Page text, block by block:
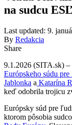
na sudcu
Last updated: 9.
By Redakcia
Share
9.1.2026 (SITA.sk) –
Európskeho súdu
Jablonka a Katarína
keď odobrila trojicu
Európsky súd pre
ktorom pôsobia